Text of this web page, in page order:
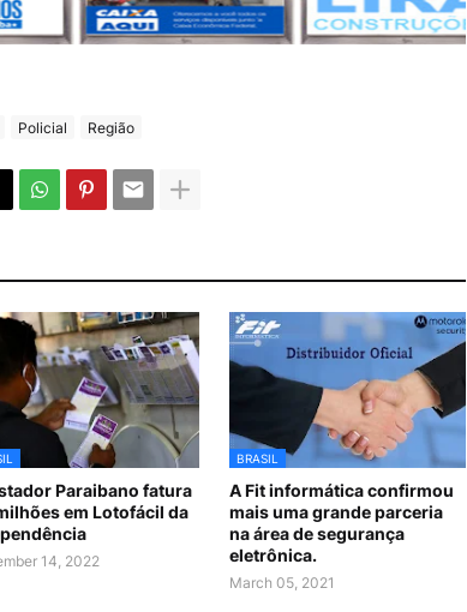
Policial Região
Paraibano fatura
em Lotofácil da
14, 2022
BRASIL
A Fit informática confirmou
mais uma grande parceria
na área de segurança
eletrônica.
March 05, 2021